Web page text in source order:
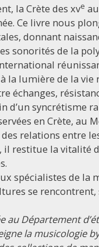
la Crète des xve
Ce livre nous
donnant
sonorités de la
la lumière de la
échanges,
syncrétisme
en Crète, au
relations entre
restitue la vitalité
spécialistes de
se
Département
la musicologie